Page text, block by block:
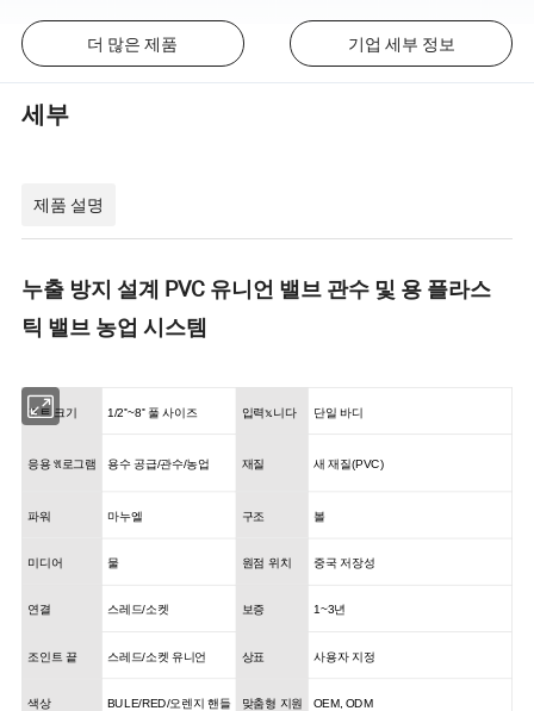
더 많은 제품 기업 세부 정보
세부
제품 설명
누출 방지 설계 PVC 유니언 밸브 관수 및 용 플라스
틱 밸브 농업 시스템
포트 크기 1/2''~8'' 풀 사이즈 입력𝕩니다 단일 바디
응용 𝔄로그램 용수 공급/관수/농업 재질 새 재질(PVC)
파워 마누엘 구조 볼
미디어 물 원점 위치 중국 저장성
연결 스레드/소켓 보증 1~3년
조인트 끝 스레드/소켓 유니언 상표 사용자 지정
색상 BULE/RED/오렌지 핸들 맞춤형 지원 OEM, ODM